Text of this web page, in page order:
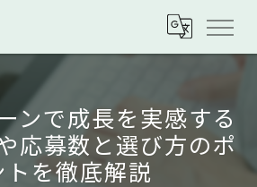
ンで成長を実感する
応募数と選び方のポ
トを徹底解説